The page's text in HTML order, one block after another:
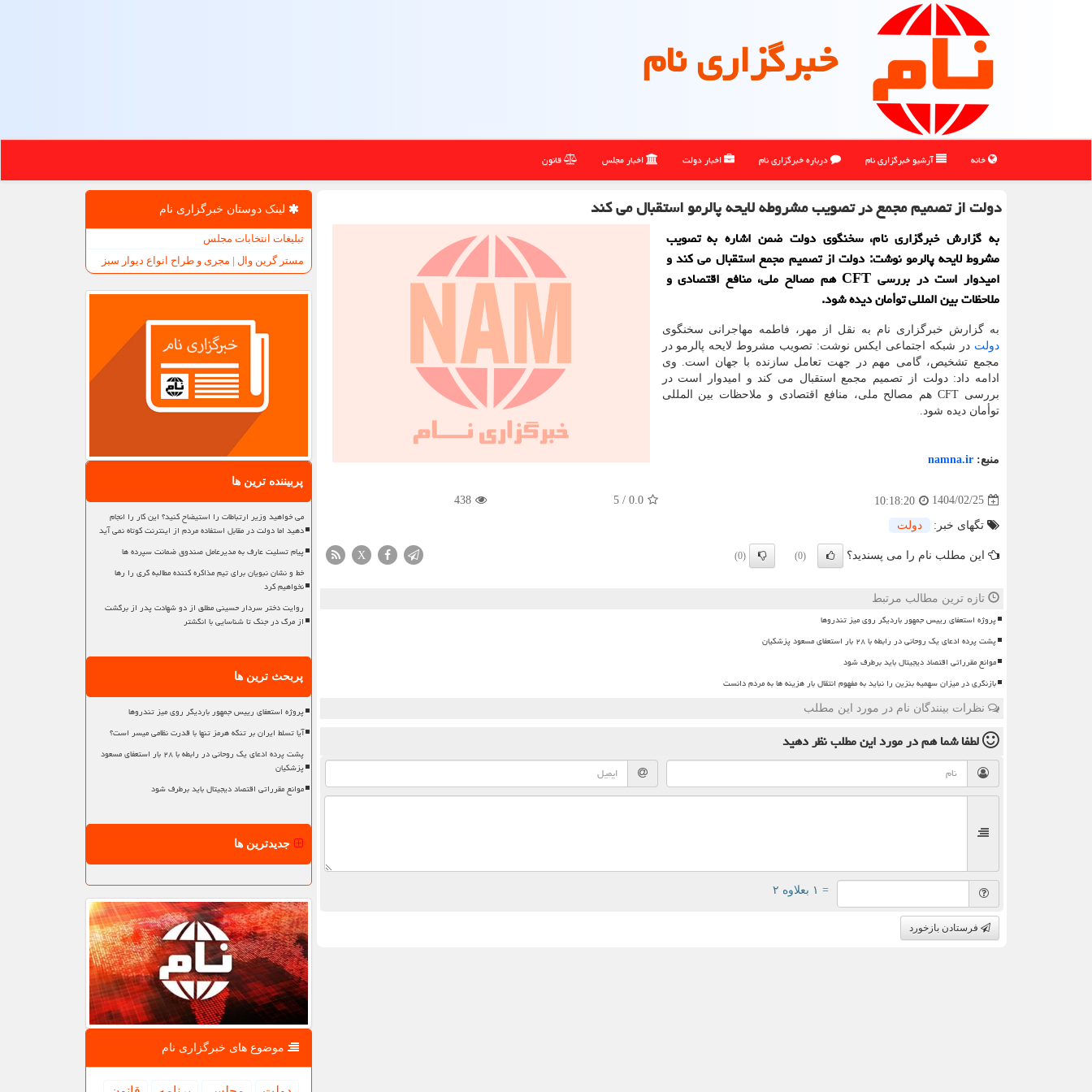
خبرگزاری نام
خانه آرشیو خبرگزاری نام درباره خبرگزاری نام اخبار دولت اخبار مجلس قانون
دولت از تصمیم مجمع در تصویب مشروطه لایحه پالرمو استقبال می کند
به گزارش خبرگزاری نام، سخنگوی دولت ضمن اشاره به تصویب
مشروط لایحه پالرمو نوشت: ‏دولت از تصمیم مجمع استقبال می کند و
امیدوار است در بررسی CFT هم مصالح ملی، منافع اقتصادی و
ملاحظات بین المللی توأمان دیده شود.
به گزارش خبرگزاری نام به نقل از مهر، فاطمه مهاجرانی سخنگوی
دولت در شبکه اجتماعی ایکس نوشت: تصویب مشروط لایحه پالرمو در
مجمع تشخیص، گامی مهم در جهت تعامل سازنده با جهان است. وی
ادامه داد: ‏دولت از تصمیم مجمع استقبال می کند و امیدوار است در
بررسی CFT هم مصالح ملی، منافع اقتصادی و ملاحظات بین المللی
توأمان دیده شود.
منبع: namna.ir
1404/02/25
10:18:20
0.0
/
5
438
تگهای خبر: دولت
این مطلب نام را می پسندید؟ (0)
(0)
X
تازه ترین مطالب مرتبط
پروژه استعفای رییس جمهور باردیگر روی میز تندروها
پشت پرده ادعای یک روحانی در رابطه با ۲۸ بار استعفای مسعود پزشکیان
موانع مقرراتی اقتصاد دیجیتال باید برطرف شود
بازنگری در میزان سهمیه بنزین را نباید به مفهوم انتقال بار هزینه ها به مردم دانست
نظرات بینندگان نام در مورد این مطلب
لطفا شما همدر مورد این مطلبنظر دهید
= ۱ بعلاوه ۲
فرستادن بازخورد
لینک دوستان خبرگزاری نام
تبلیغات انتخابات مجلس
مستر گرین وال | مجری و طراح انواع دیوار سبز
پربیننده ترین ها
می خواهید وزیر ارتباطات را استیضاح کنید؟ این کار را انجام
دهید اما دولت در مقابل استفاده مردم از اینترنت کوتاه نمی آید
پیام تسلیت عارف به مدیرعامل صندوق ضمانت سپرده ها
خط و نشان نبویان برای تیم مذاکره کننده مطالبه گری را رها
نخواهیم کرد
روایت دختر سردار حسینی مطلق از دو شهادت پدر از برگشت
از مرگ در جنگ تا شناسایی با انگشتر
پربحث ترین ها
پروژه استعفای رییس جمهور باردیگر روی میز تندروها
آیا تسلط ایران بر تنگه هرمز تنها با قدرت نظامی میسر است؟
پشت پرده ادعای یک روحانی در رابطه با ۲۸ بار استعفای مسعود
پزشکیان
موانع مقرراتی اقتصاد دیجیتال باید برطرف شود
جدیدترین ها
موضوع های خبرگزاری نام